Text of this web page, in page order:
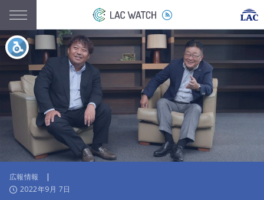
広報情報
|
2022年9月 7日